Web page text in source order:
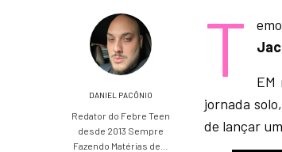
DANIEL PACÔNIO
Redator do Febre Teen
desde 2013 Sempre
Fazendo Matérias de…
T
EM
jornada
de lançar